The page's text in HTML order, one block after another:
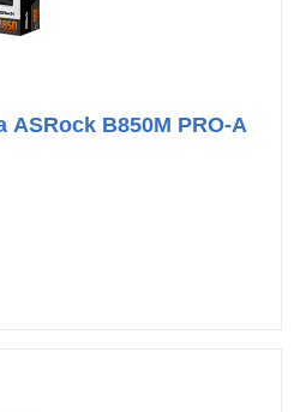
ASRock B850M PRO-A